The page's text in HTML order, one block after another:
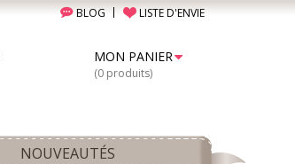
BLOG LISTE D'ENVIE
MON PANIER
(0 produits)
NOUVEAUTÉS